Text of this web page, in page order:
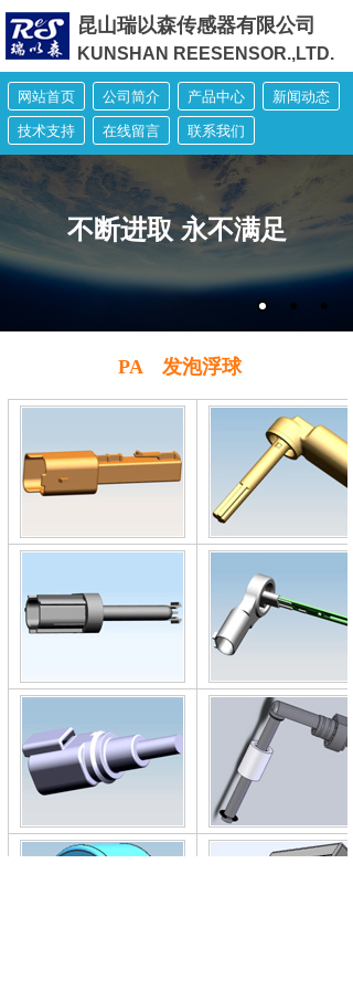
昆山瑞以森传感器有限公司
KUNSHAN REESENSOR.,LTD.
网站首页 公司简介 产品中心 新闻动态
技术支持 在线留言 联系我们
不断进取 永不满足
PA 发泡浮球